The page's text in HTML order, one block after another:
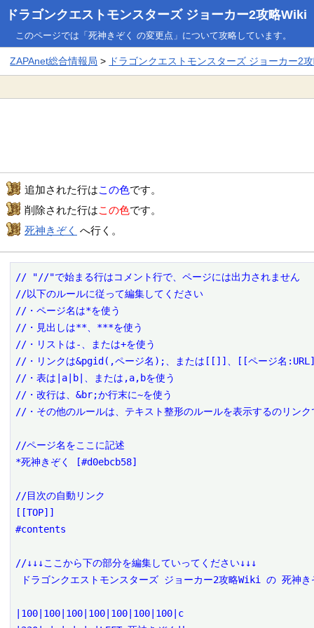
ドラゴンクエストモンスターズ ジョーカー2攻略Wiki
このページでは「死神きぞく の変更点」について攻略しています。
ZAPAnet総合情報局 > ドラゴンクエストモンスターズ ジョーカー2
追加された行はこの色です。
削除された行はこの色です。
死神きぞく へ行く。
// "//"で始まる行はコメント行で、ページには出力されません
//以下のルールに従って編集してください
//・ページ名は*を使う
//・見出しは**、***を使う
//・リストは-、または+を使う
//・リンクは&pgid(,ページ名);、または[[]]、[[ページ名
//・表は|a|b|、または,a,bを使う
//・改行は、&br;か行末に~を使う
//・その他のルールは、テキスト整形のルールを表示するのリンク
//ページ名をここに記述
*死神きぞく [#d0ebcb58]
//目次の自動リンク
[[TOP]]
#contents
//↓↓↓ここから下の部分を編集していってください↓↓↓
|100|100|100|100|100|100|100|c